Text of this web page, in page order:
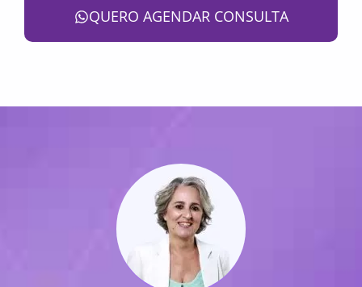
QUERO AGENDAR CONSULTA